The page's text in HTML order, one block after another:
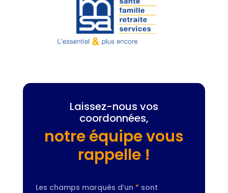
Laissez-nous vos
coordonnées,
notre équipe vous
rappelle !
Les champs marqués d’un * sont